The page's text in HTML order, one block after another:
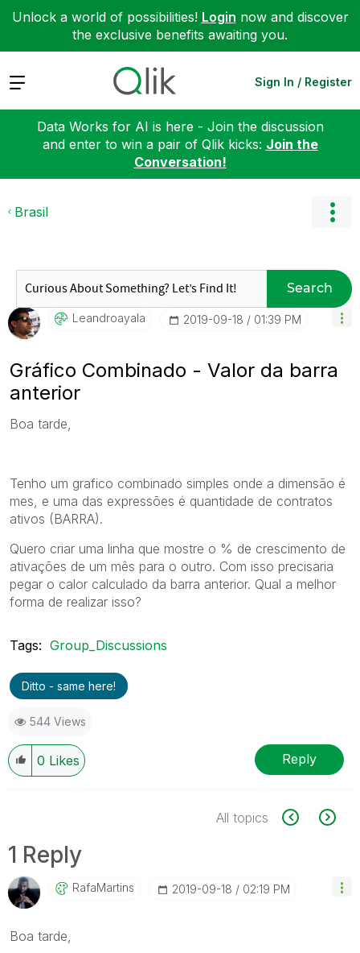
Unlock a world of possibilities! Login now and discover
the exclusive benefits awaiting you.
Expand Sign In / Register
Data Works for AI is here - Join the discussion
and enter to win a pair of Qlik kicks: Join the
Conversation!
Brasil
Search
Leandroayala ‎2019-09-18 01:39 PM
Gráfico Combinado - Valor da barra
anterior
Boa tarde,
Tenho um grafico combinado simples onde a dimensão é
mes, e uma das expressões é quantidade de contratos
ativos (BARRA).
Quero criar uma linha que mostre o % de crescimento de
ativações de um mês para o outro. Com isso precisaria
pegar o calor calculado da barra anterior. Qual a melhor
forma de realizar isso?
Tags: Group_Discussions
Ditto - same here!
544 Views
0 Likes Reply
All topics
1 Reply
RafaMartins ‎2019-09-18 02:19 PM
Boa tarde,